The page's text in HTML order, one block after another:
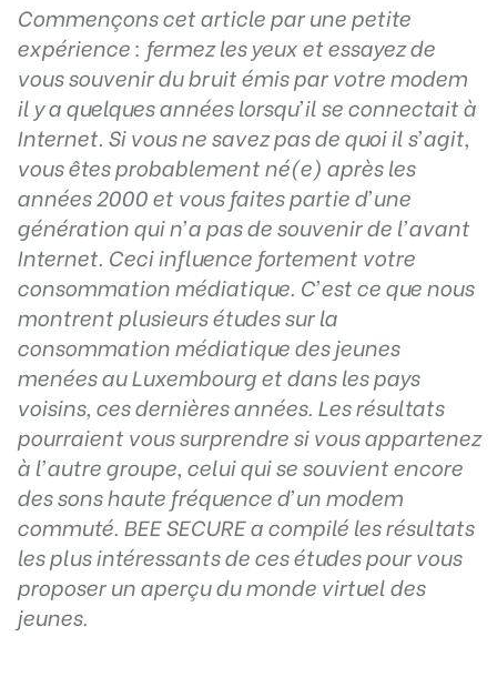
Commençons cet article par une petite
expérience : fermez les yeux et essayez de
vous souvenir du bruit émis par votre modem
il y a quelques années lorsqu’il se connectait à
Internet. Si vous ne savez pas de quoi il s’agit,
vous êtes probablement né(e) après les
années 2000 et vous faites partie d’une
génération qui n’a pas de souvenir de l’avant
Internet. Ceci influence fortement votre
consommation médiatique. C’est ce que nous
montrent plusieurs études sur la
consommation médiatique des jeunes
menées au Luxembourg et dans les pays
voisins, ces dernières années. Les résultats
pourraient vous surprendre si vous appartenez
à l’autre groupe, celui qui se souvient encore
des sons haute fréquence d’un modem
commuté. BEE SECURE a compilé les résultats
les plus intéressants de ces études pour vous
proposer un aperçu du monde virtuel des
jeunes.